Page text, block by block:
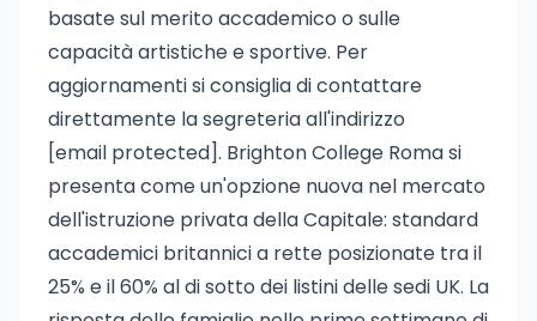
basate sul merito accademico o sulle
capacità artistiche e sportive. Per
aggiornamenti si consiglia di contattare
direttamente la segreteria all'indirizzo
[email protected]. Brighton College Roma si
presenta come un'opzione nuova nel mercato
dell'istruzione privata della Capitale: standard
accademici britannici a rette posizionate tra il
25% e il 60% al di sotto dei listini delle sedi UK. La